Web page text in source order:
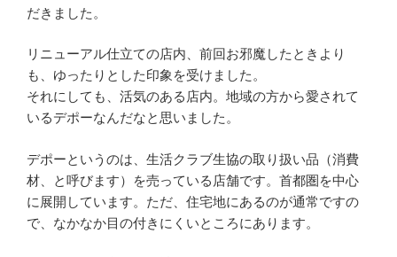
だきました。
リニューアル仕立ての店内、前回お邪魔したときより
も、ゆったりとした印象を受けました。
それにしても、活気のある店内。地域の方から愛されて
いるデポーなんだなと思いました。
デポーというのは、生活クラブ生協の取り扱い品（消費
材、と呼びます）を売っている店舗です。首都圏を中心
に展開しています。ただ、住宅地にあるのが通常ですの
で、なかなか目の付きにくいところにあります。